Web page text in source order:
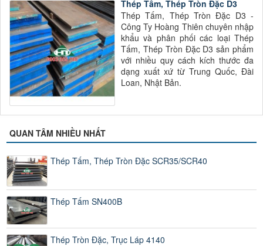
THÉP TẤM
Chuyên Cung Cấp Các Loại Thép Tấm Với Giá Tốt Nhất
Thép Tấm, Thép Tròn Đặc D3
Thép Tấm, Thép Tròn Đặc D3 -
Công Ty Hoàng Thiên chuyên nhập
khẩu và phân phối các loại Thép
Tấm, Thép Tròn Đặc D3 sản phẩm
với nhiều quy cách kích thước đa
dạng xuất xứ từ Trung Quốc, Đài
Loan, Nhật Bản.
QUAN TÂM NHIỀU NHẤT
Thép Tấm, Thép Tròn Đặc SCR35/SCR40
Thép Tấm SN400B
Thép Tròn Đặc, Trục Láp 4140